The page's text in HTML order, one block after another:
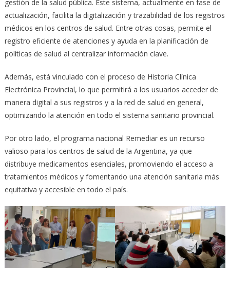
gestión de la salud pública. Este sistema, actualmente en fase de
actualización, facilita la digitalización y trazabilidad de los registros
médicos en los centros de salud. Entre otras cosas, permite el
registro eficiente de atenciones y ayuda en la planificación de
políticas de salud al centralizar información clave.
Además, está vinculado con el proceso de Historia Clínica
Electrónica Provincial, lo que permitirá a los usuarios acceder de
manera digital a sus registros y a la red de salud en general,
optimizando la atención en todo el sistema sanitario provincial​.
Por otro lado, el programa nacional Remediar es un recurso
valioso para los centros de salud de la Argentina, ya que
distribuye medicamentos esenciales, promoviendo el acceso a
tratamientos médicos y fomentando una atención sanitaria más
equitativa y accesible en todo el país​.